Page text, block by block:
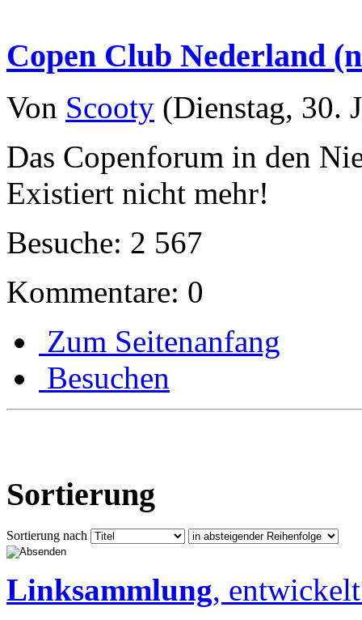
Copen Club Nederland
Von Scooty (Dienstag, 30.
Das Copenforum in den
Existiert nicht mehr!
Besuche: 2 567
Kommentare: 0
Zum Seitenanfang
Besuchen
Sortierung
Sortierung nach
Linksammlung,